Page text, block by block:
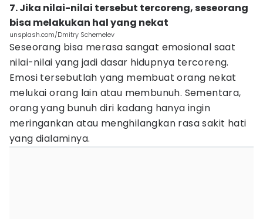
7. Jika nilai-nilai tersebut tercoreng, seseorang
bisa melakukan hal yang nekat
unsplash.com/Dmitry Schemelev
Seseorang bisa merasa sangat emosional saat
nilai-nilai yang jadi dasar hidupnya tercoreng.
Emosi tersebutlah yang membuat orang nekat
melukai orang lain atau membunuh. Sementara,
orang yang bunuh diri kadang hanya ingin
meringankan atau menghilangkan rasa sakit hati
yang dialaminya.